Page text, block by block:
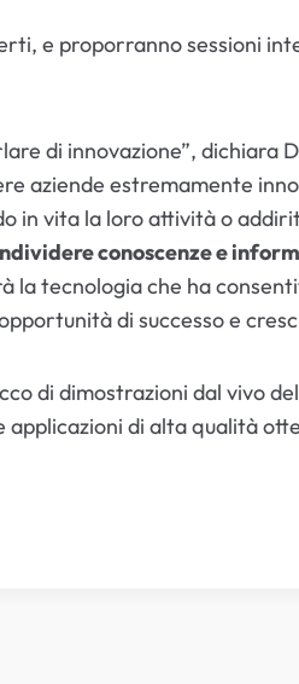
e proporranno sessioni
di innovazione”, dichiara
aziende estremamente
in vita la loro attività o
conoscenze e
la tecnologia che ha
di successo e
di dimostrazioni dal vivo
di alta qualità